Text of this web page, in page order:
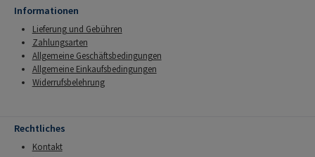
Informationen
Lieferung und Gebühren
Zahlungsarten
Allgemeine Geschäftsbedingungen
Allgemeine Einkaufsbedingungen
Widerrufsbelehrung
Rechtliches
Kontakt